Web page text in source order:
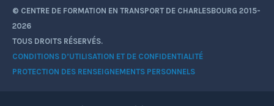
© CENTRE DE FORMATION EN TRANSPORT DE CHARLESBOURG 2015-
2026
TOUS DROITS RÉSERVÉS.
CONDITIONS D’UTILISATION ET DE CONFIDENTIALITÉ
PROTECTION DES RENSEIGNEMENTS PERSONNELS